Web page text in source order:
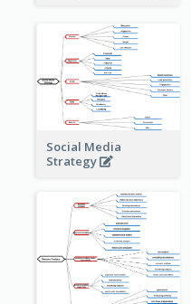
Social Media
Strategy